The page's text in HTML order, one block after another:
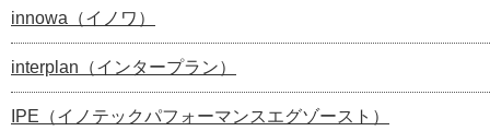
innowa（イノワ）
interplan（インタープラン）
IPE（イノテックパフォーマンスエグゾースト）